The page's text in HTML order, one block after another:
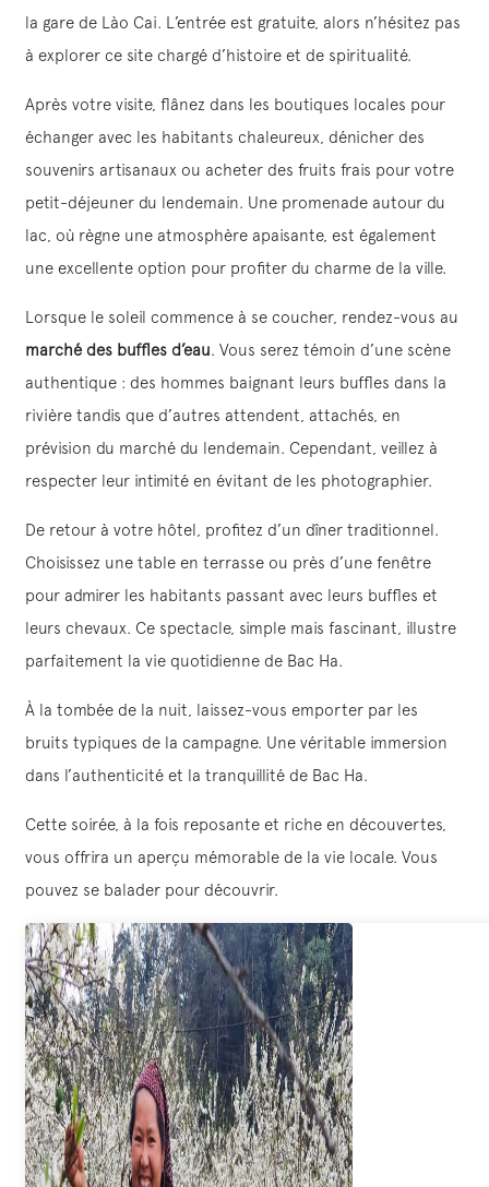
la gare de Lào Cai. L’entrée est gratuite, alors n’hésitez pas
à explorer ce site chargé d’histoire et de spiritualité.
Après votre visite, flânez dans les boutiques locales pour
échanger avec les habitants chaleureux, dénicher des
souvenirs artisanaux ou acheter des fruits frais pour votre
petit-déjeuner du lendemain. Une promenade autour du
lac, où règne une atmosphère apaisante, est également
une excellente option pour profiter du charme de la ville.
Lorsque le soleil commence à se coucher, rendez-vous au
marché des buffles d’eau. Vous serez témoin d’une scène
authentique : des hommes baignant leurs buffles dans la
rivière tandis que d’autres attendent, attachés, en
prévision du marché du lendemain. Cependant, veillez à
respecter leur intimité en évitant de les photographier.
De retour à votre hôtel, profitez d’un dîner traditionnel.
Choisissez une table en terrasse ou près d’une fenêtre
pour admirer les habitants passant avec leurs buffles et
leurs chevaux. Ce spectacle, simple mais fascinant, illustre
parfaitement la vie quotidienne de Bac Ha.
À la tombée de la nuit, laissez-vous emporter par les
bruits typiques de la campagne. Une véritable immersion
dans l’authenticité et la tranquillité de Bac Ha.
Cette soirée, à la fois reposante et riche en découvertes,
vous offrira un aperçu mémorable de la vie locale. Vous
pouvez se balader pour découvrir.